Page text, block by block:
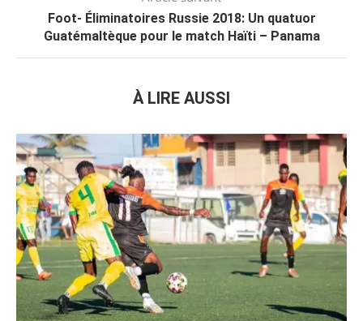
Foot- Éliminatoires Russie 2018: Un quatuor
Guatémaltèque pour le match Haïti – Panama
À LIRE AUSSI